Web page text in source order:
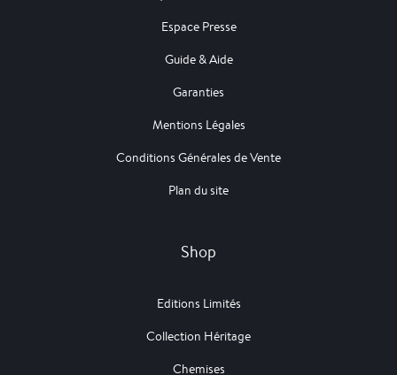
Espace Presse
Guide & Aide
Garanties
Mentions Légales
Conditions Générales de Vente
Plan du site
Shop
Editions Limités
Collection Héritage
Chemises